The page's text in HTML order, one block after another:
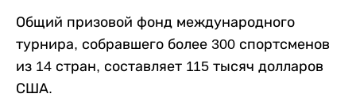
Общий призовой фонд международного
турнира, собравшего более 300 спортсменов
из 14 стран, составляет 115 тысяч долларов
США.